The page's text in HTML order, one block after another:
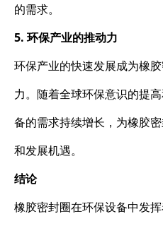
的需求。
5. 环保产业的推动力
环保产业的快速发展成为橡
力。随着全球环保意识的提
备的需求持续增长，为橡胶
和发展机遇。
结论
橡胶密封圈在环保设备中发